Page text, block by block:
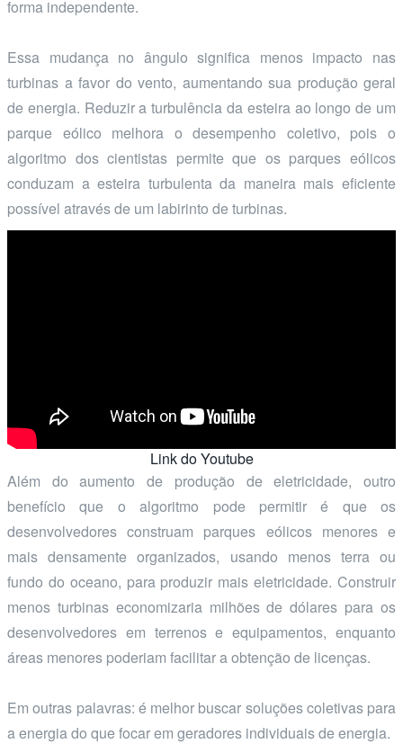
forma independente.
Essa mudança no ângulo significa menos impacto nas
turbinas a favor do vento, aumentando sua produção geral
de energia. Reduzir a turbulência da esteira ao longo de um
parque eólico melhora o desempenho coletivo, pois o
algoritmo dos cientistas permite que os parques eólicos
conduzam a esteira turbulenta da maneira mais eficiente
possível através de um labirinto de turbinas.
Link do Youtube
Além do aumento de produção de eletricidade, outro
benefício que o algoritmo pode permitir é que os
desenvolvedores construam parques eólicos menores e
mais densamente organizados, usando menos terra ou
fundo do oceano, para produzir mais eletricidade. Construir
menos turbinas economizaria milhões de dólares para os
desenvolvedores em terrenos e equipamentos, enquanto
áreas menores poderiam facilitar a obtenção de licenças.
Em outras palavras: é melhor buscar soluções coletivas para
a energia do que focar em geradores individuais de energia.